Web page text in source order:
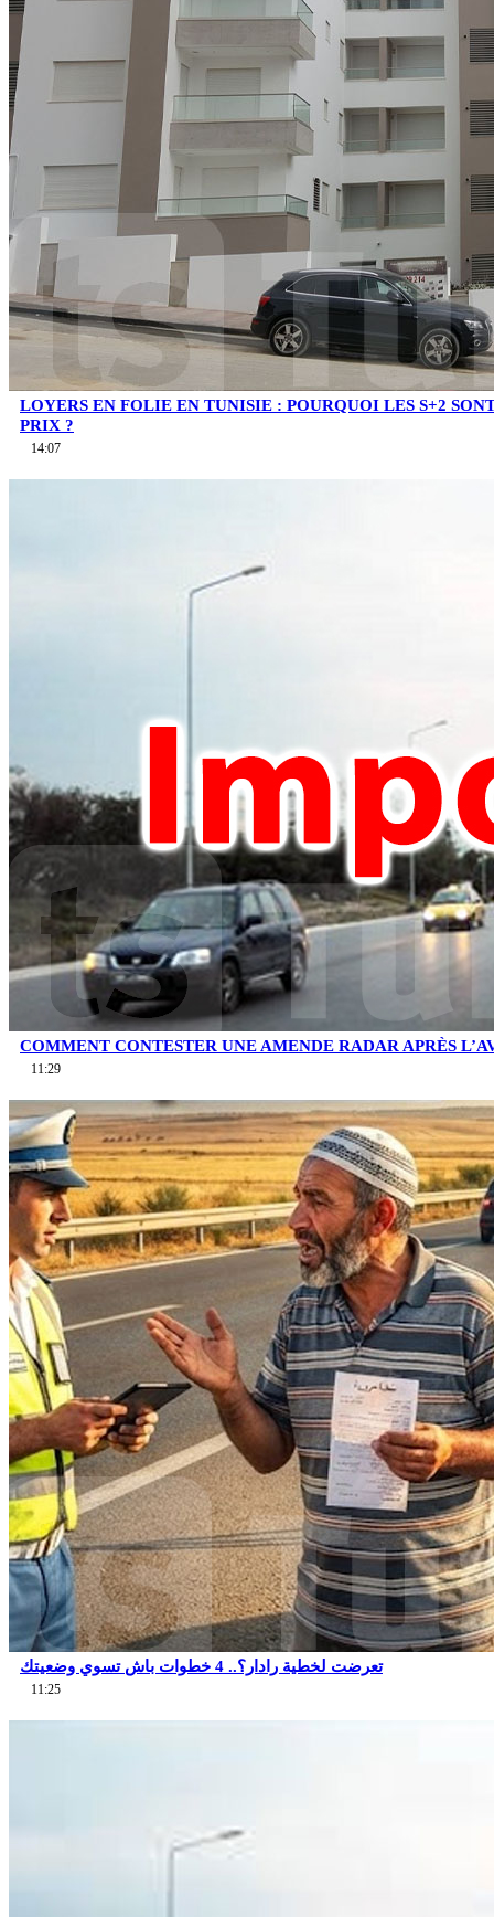
LOYERS EN FOLIE EN TUNISIE : POURQUOI LES S+2
PRIX ?
14:07
COMMENT CONTESTER UNE AMENDE RADAR APRÈS
11:29
تعرضت لخطية رادار؟.. 4 خطوات باش تسوي وضعيتك
11:25